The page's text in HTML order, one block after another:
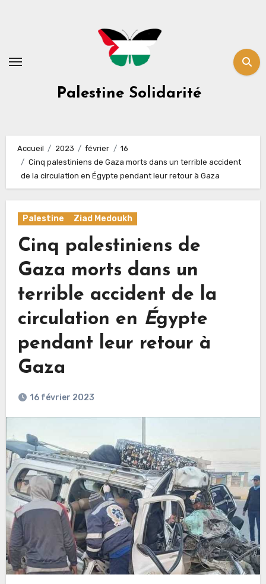
Palestine Solidarité
Accueil 2023 février
16
Cinq palestiniens de Gaza morts dans un terrible accident
de la circulation en Égypte pendant leur retour à Gaza
Palestine Ziad Medoukh
Cinq palestiniens de
Gaza morts dans un
terrible accident de la
circulation en Égypte
pendant leur retour à
Gaza
16 février 2023